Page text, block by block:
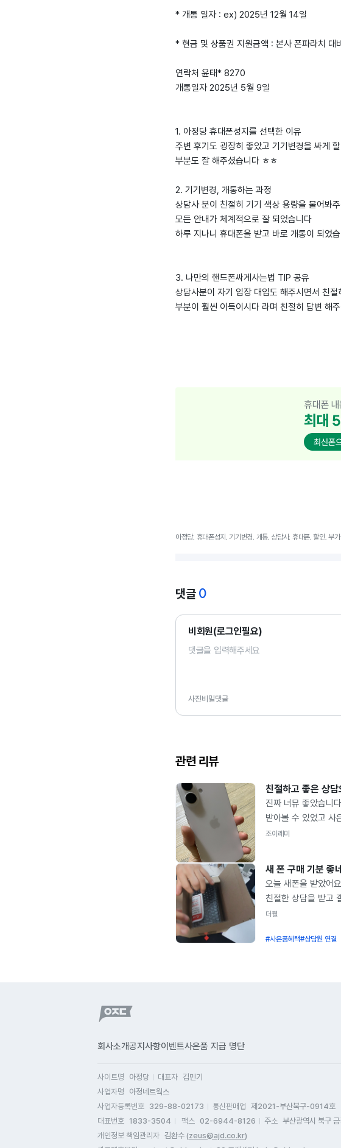
* 개통 일자 : ex) 2025년 12월 14일
* 현금 및 상품권 지원금액 : 본사 폰파라치
연락처 윤태* 8270
개통일자 2025년 5월 9일
1. 아정당 휴대폰성지를 선택한 이유
주변 후기도 굉장히 좋았고 기기변경을 싸게
부분도 잘 해주셨습니다 ㅎㅎ
2. 기기변경, 개통하는 과정
상담사 분이 친절히 기기 색상 용량을 물어봐
모든 안내가 체계적으로 잘 되었습니다
하루 지나니 휴대폰을 받고 바로 개통이 되었
3. 나만의 핸드폰싸게사는법 TIP 공유
상담사분이 자기 입장 대입도 해주시면서 친
부분이 훨씬 이득이시다 라며 친절히 답변 해
아정당, 휴대폰성지, 기기변경, 개통, 상담사, 휴대폰, 할인, 부
댓글 0
비회원(로그인필요)
사진비밀댓글
관련 리뷰
진짜 너뮤 좋았습니
받아볼 수 있었고 사
주시고 폰신청하는 거
알아듣기 쉽게 설명
진행한거 같습니다
아정당앱도 보기 쉽
좋았던 것 같습니다
폰신청하는 거 따로
감사합니다~
조이레미
새 폰 구매 기분 좋
오늘 새폰을 받았어
친절한 상담을 받고
구매하였어요. 아정
사용하겠습니다. 감사
더웰
#사은품혜택#상담원 연결
회사소개공지사항이벤트사은품 지급 명단
사이트명 아정당 대표자 김민기
사업자명
아정네트웍스
사업자등록번호 329-88-02173 통신판매업
제2021-부산북구-0914호
대표번호 1833-3504 팩스 02-6944-8126 주소 부산광역시 북구
개인정보 책임관리자 김환수 (zeus@ajd.co.kr)